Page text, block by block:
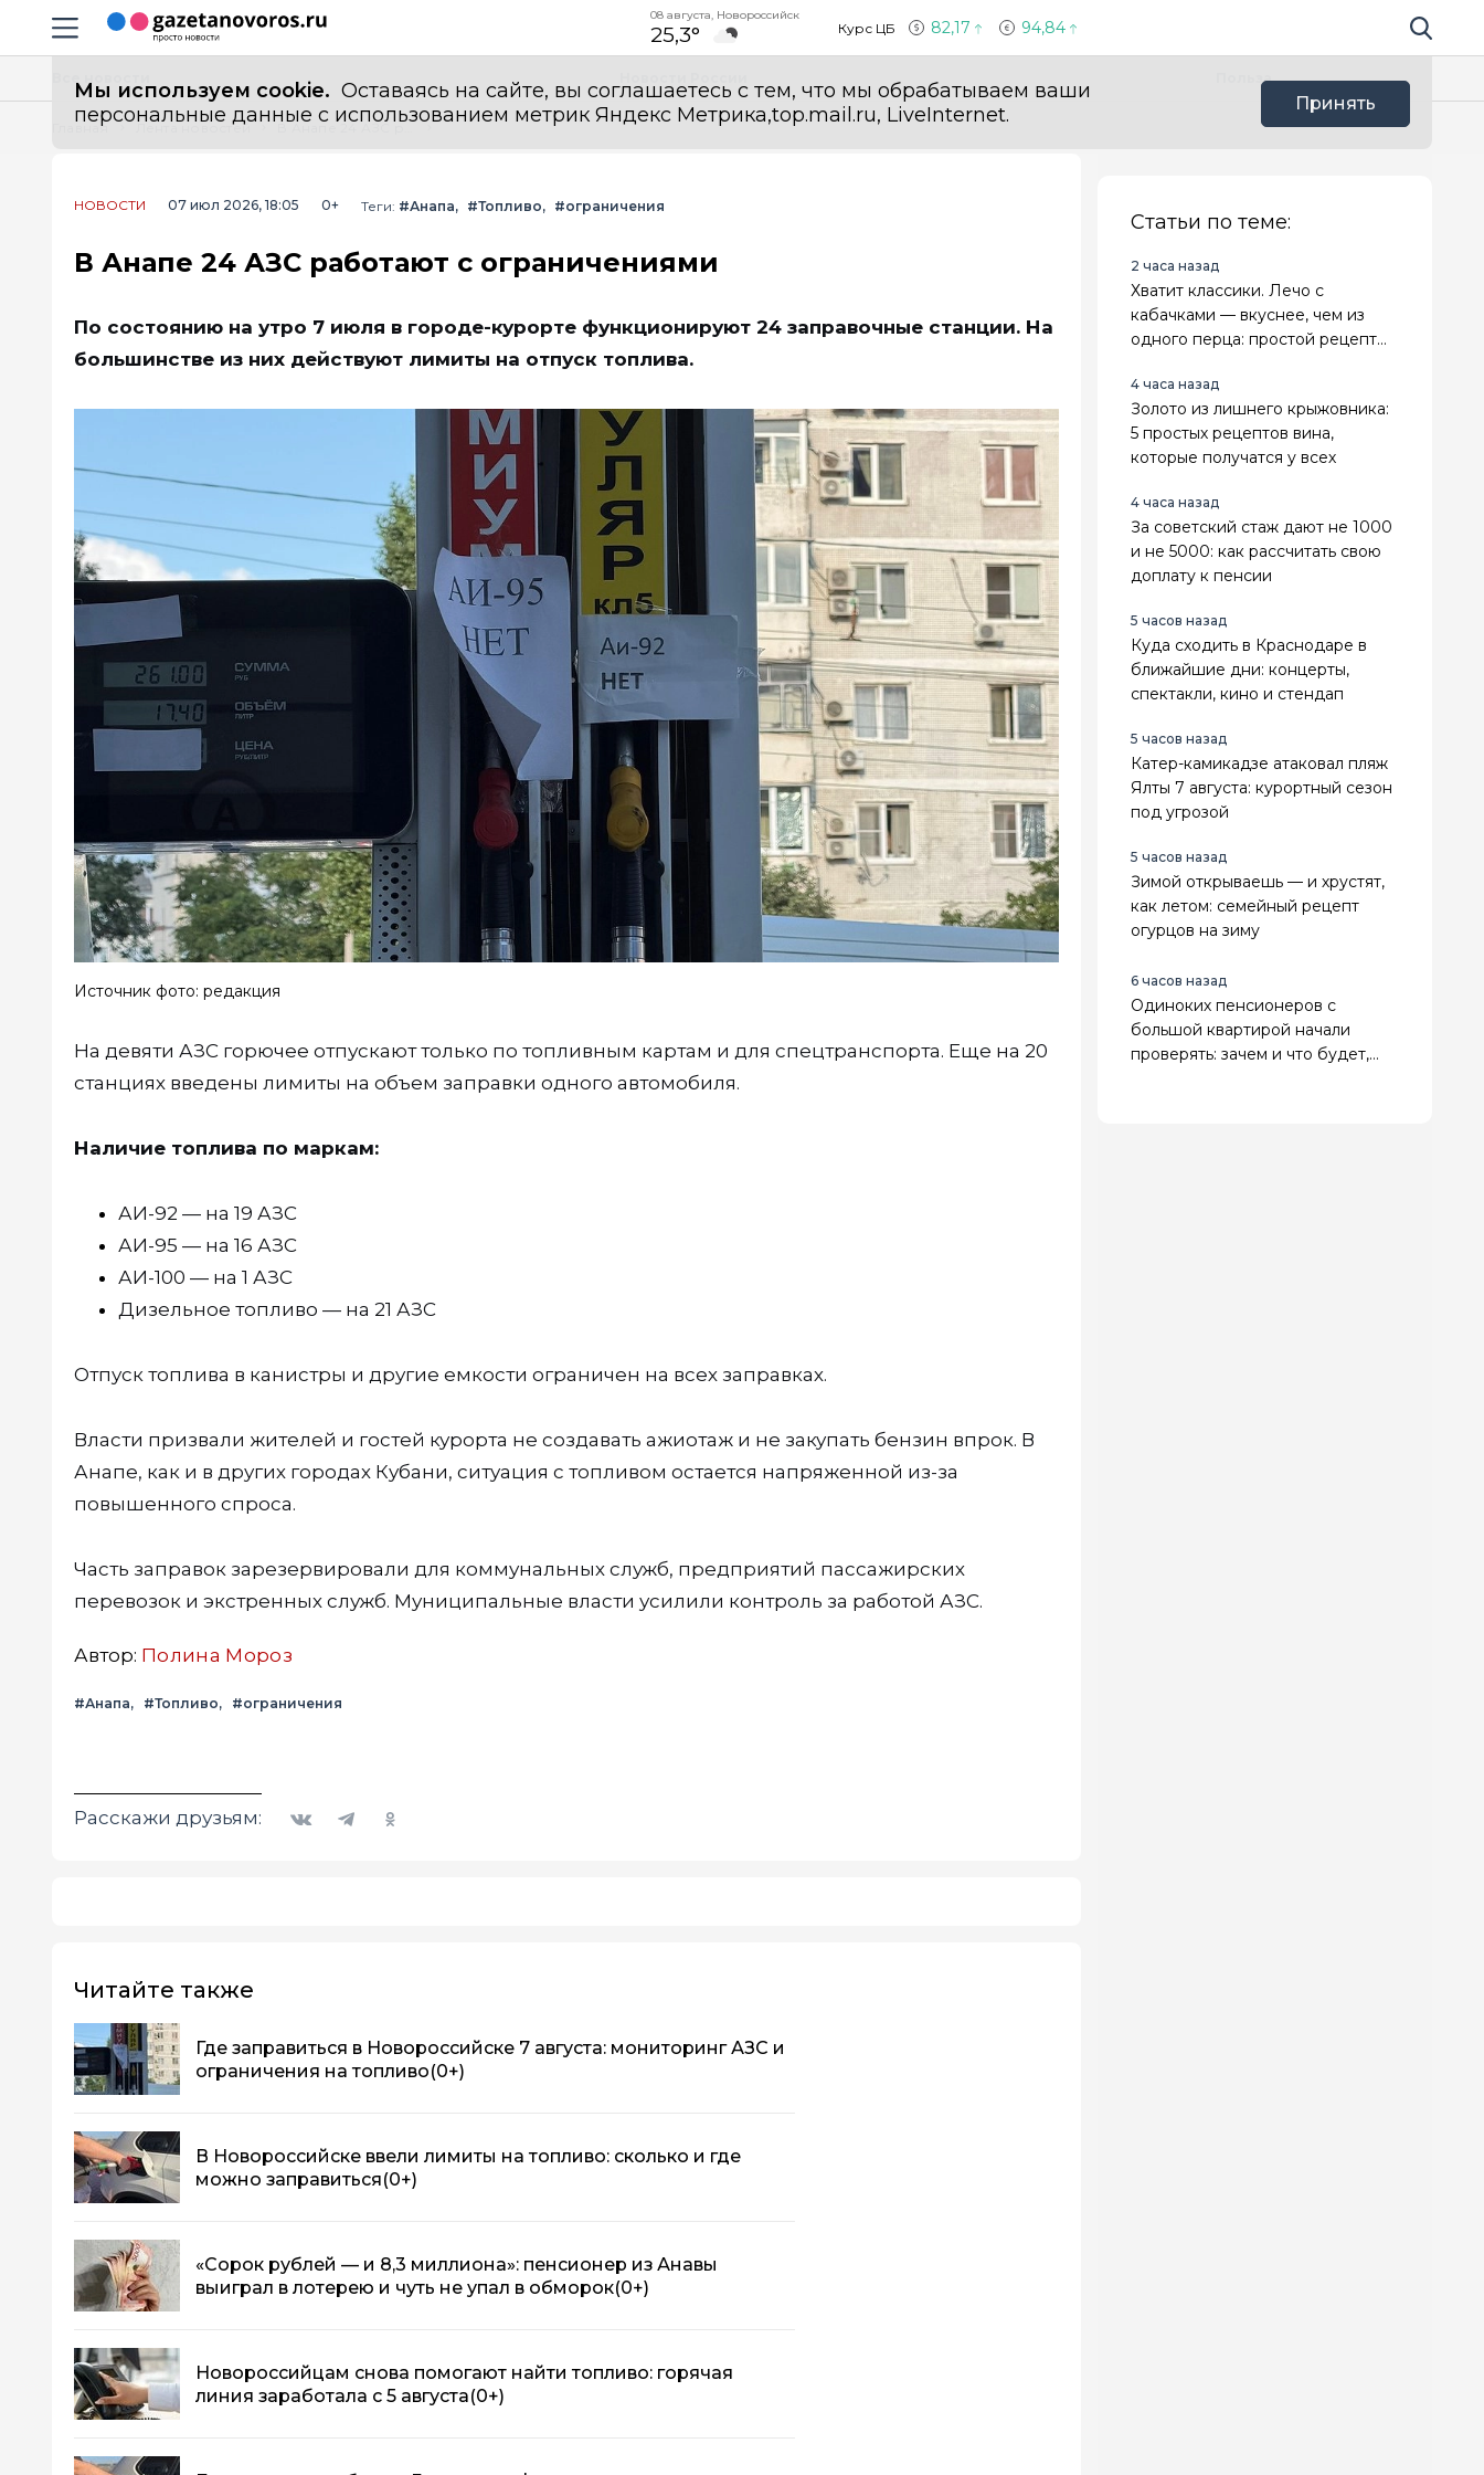
Навигация сайта
08 августа, Новороссийск
25,3° Курс ЦБ 82,17 94,84 Поиск по
Мы используем cookie. Оставаясь на сайте, вы соглашаетесь с тем, что мы обрабатываем ваши
персональные данные с использованием метрик Яндекс Метрика,top.mail.ru, LiveInternet.
Принять
Польза
Главная Лента новостей В Анапе 24 АЗС работают с ограничениями
НОВОСТИ 07 июл 2026, 18:05 0+ Теги: #Анапа #Топливо #ограничения
В Анапе 24 АЗС работают с ограничениями
По состоянию на утро 7 июля в городе-курорте функционируют 24 заправочные станции. На
большинстве из них действуют лимиты на отпуск топлива.
Источник фото: редакция
На девяти АЗС горючее отпускают только по топливным картам и для спецтранспорта. Еще на 20
станциях введены лимиты на объем заправки одного автомобиля.
Наличие топлива по маркам:
АИ-92 — на 19 АЗС
АИ-95 — на 16 АЗС
АИ-100 — на 1 АЗС
Дизельное топливо — на 21 АЗС
Отпуск топлива в канистры и другие емкости ограничен на всех заправках.
Власти призвали жителей и гостей курорта не создавать ажиотаж и не закупать бензин впрок. В
Анапе, как и в других городах Кубани, ситуация с топливом остается напряженной из-за
повышенного спроса.
Часть заправок зарезервировали для коммунальных служб, предприятий пассажирских
перевозок и экстренных служб. Муниципальные власти усилили контроль за работой АЗС.
Автор: Полина Мороз
#Анапа #Топливо #ограничения
Расскажи друзьям:
Читайте также
Где заправиться в Новороссийске 7 августа: мониторинг АЗС и
ограничения на топливо(0+)
В Новороссийске ввели лимиты на топливо: сколько и где
можно заправиться(0+)
«Сорок рублей — и 8,3 миллиона»: пенсионер из Анавы
выиграл в лотерею и чуть не упал в обморок(0+)
Новороссийцам снова помогают найти топливо: горячая
линия заработала с 5 августа(0+)
Статьи по теме:
2 часа назад
Хватит классики. Лечо с
кабачками — вкуснее, чем из
одного перца: простой рецепт
4 часа назад
Золото из лишнего крыжовника:
5 простых рецептов вина,
которые получатся у всех
4 часа назад
За советский стаж дают не 1000
и не 5000: как рассчитать свою
доплату к пенсии
5 часов назад
Куда сходить в Краснодаре в
ближайшие дни: концерты,
спектакли, кино и стендап
5 часов назад
Катер-камикадзе атаковал пляж
Ялты 7 августа: курортный сезон
под угрозой
5 часов назад
Зимой открываешь — и хрустят,
как летом: семейный рецепт
огурцов на зиму
6 часов назад
Одиноких пенсионеров с
большой квартирой начали
проверять: зачем и что будет,